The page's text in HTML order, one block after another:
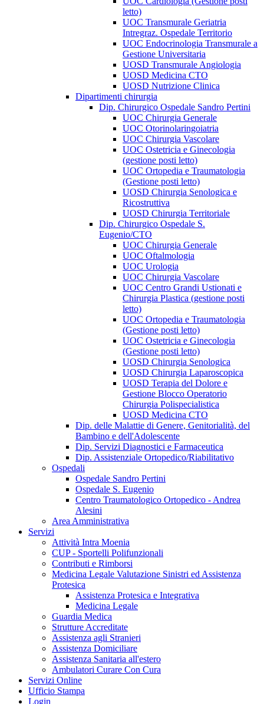
letto)
UOC Transmurale Geriatria
Intregraz. Ospedale Territorio
UOC Endocrinologia Transmurale a
Gestione Universitaria
UOSD Transmurale Angiologia
UOSD Medicina CTO
UOSD Nutrizione Clinica
Dipartimenti chirurgia
Dip. Chirurgico Ospedale Sandro Pertini
UOC Chirurgia Generale
UOC Otorinolaringoiatria
UOC Chirurgia Vascolare
UOC Ostetricia e Ginecologia
(gestione posti letto)
UOC Ortopedia e Traumatologia
(Gestione posti letto)
UOSD Chirurgia Senologica e
Ricostruttiva
UOSD Chirurgia Territoriale
Dip. Chirurgico Ospedale S.
Eugenio/CTO
UOC Chirurgia Generale
UOC Oftalmologia
UOC Urologia
UOC Chirurgia Vascolare
UOC Centro Grandi Ustionati e
Chirurgia Plastica (gestione posti
letto)
UOC Ortopedia e Traumatologia
(Gestione posti letto)
UOC Ostetricia e Ginecologia
(Gestione posti letto)
UOSD Chirurgia Senologica
UOSD Chirurgia Laparoscopica
UOSD Terapia del Dolore e
Gestione Blocco Operatorio
Chirurgia Polispecialistica
UOSD Medicina CTO
Dip. delle Malattie di Genere, Genitorialità, del
Bambino e dell'Adolescente
Dip. Servizi Diagnostici e Farmaceutica
Dip. Assistenziale Ortopedico/Riabilitativo
Ospedali
Ospedale Sandro Pertini
Ospedale S. Eugenio
Centro Traumatologico Ortopedico - Andrea
Alesini
Area Amministrativa
Servizi
Attività Intra Moenia
CUP - Sportelli Polifunzionali
Contributi e Rimborsi
Medicina Legale Valutazione Sinistri ed Assistenza
Protesica
Assistenza Protesica e Integrativa
Medicina Legale
Guardia Medica
Strutture Accreditate
Assistenza agli Stranieri
Assistenza Domiciliare
Assistenza Sanitaria all'estero
Ambulatori Curare Con Cura
Servizi Online
Ufficio Stampa
Login